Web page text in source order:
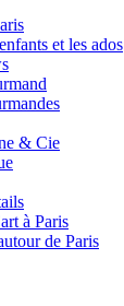
et les ados
& Cie
à Paris
de Paris